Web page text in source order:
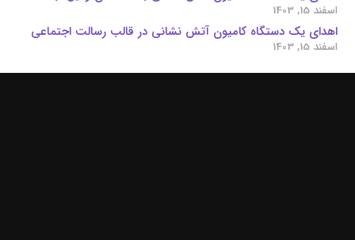
اسفند 15, 1403
اهدای یک دستگاه کامیون آتش نشانی در قالب رسالت اجتماعی
اسفند 15, 1403